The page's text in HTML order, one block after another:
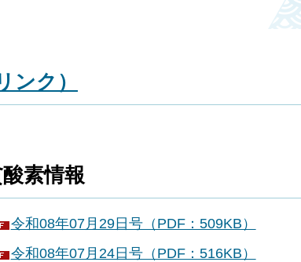
ク）
素情報
令和08年07月29日号（PDF：509KB）
令和08年07月24日号（PDF：516KB）